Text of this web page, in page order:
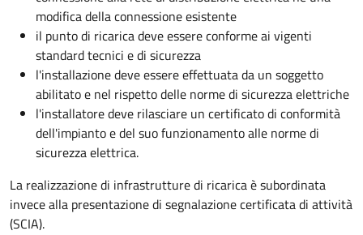
modifica della connessione esistente
il punto di ricarica deve essere conforme ai vigenti
standard tecnici e di sicurezza
l'installazione deve essere effettuata da un soggetto
abilitato e nel rispetto delle norme di sicurezza elettriche
l'installatore deve rilasciare un certificato di conformità
dell'impianto e del suo funzionamento alle norme di
sicurezza elettrica.
La realizzazione di infrastrutture di ricarica è subordinata
invece alla presentazione di segnalazione certificata di attività
(SCIA).